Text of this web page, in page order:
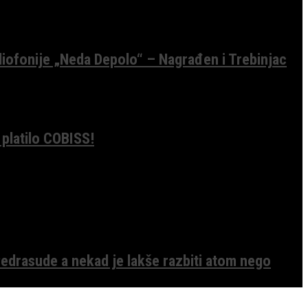
„Neda Depolo“ – Nagrađen i Trebinjac
COBISS!
a nekad je lakše razbiti atom nego